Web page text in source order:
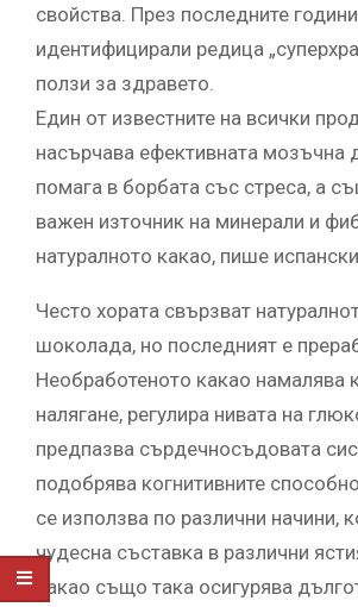
свойства. През последните
идентифицирали редица
ползи за здравето.
Един от известните на всички
насърчава ефективната мозъчна
помага в борбата със стреса, а
важен източник на минерали и
натуралното какао, пише
Често хората свързват
шоколада, но последният е
Необработеното какао намалява
налягане, регулира нивата на
предпазва сърдечносъдовата
подобрява когнитивните
се използва по различни начини,
чудесна съставка в различни
какао също така осигурява